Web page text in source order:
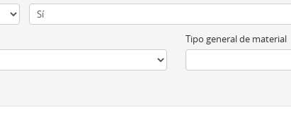
Tipo general de material